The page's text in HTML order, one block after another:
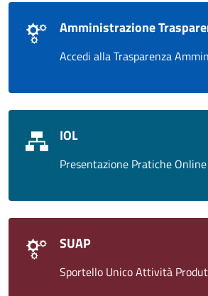
Amministrazione
Accedi alla Trasparenza
IOL
Presentazione Pratiche Online
SUAP
Sportello Unico Attività